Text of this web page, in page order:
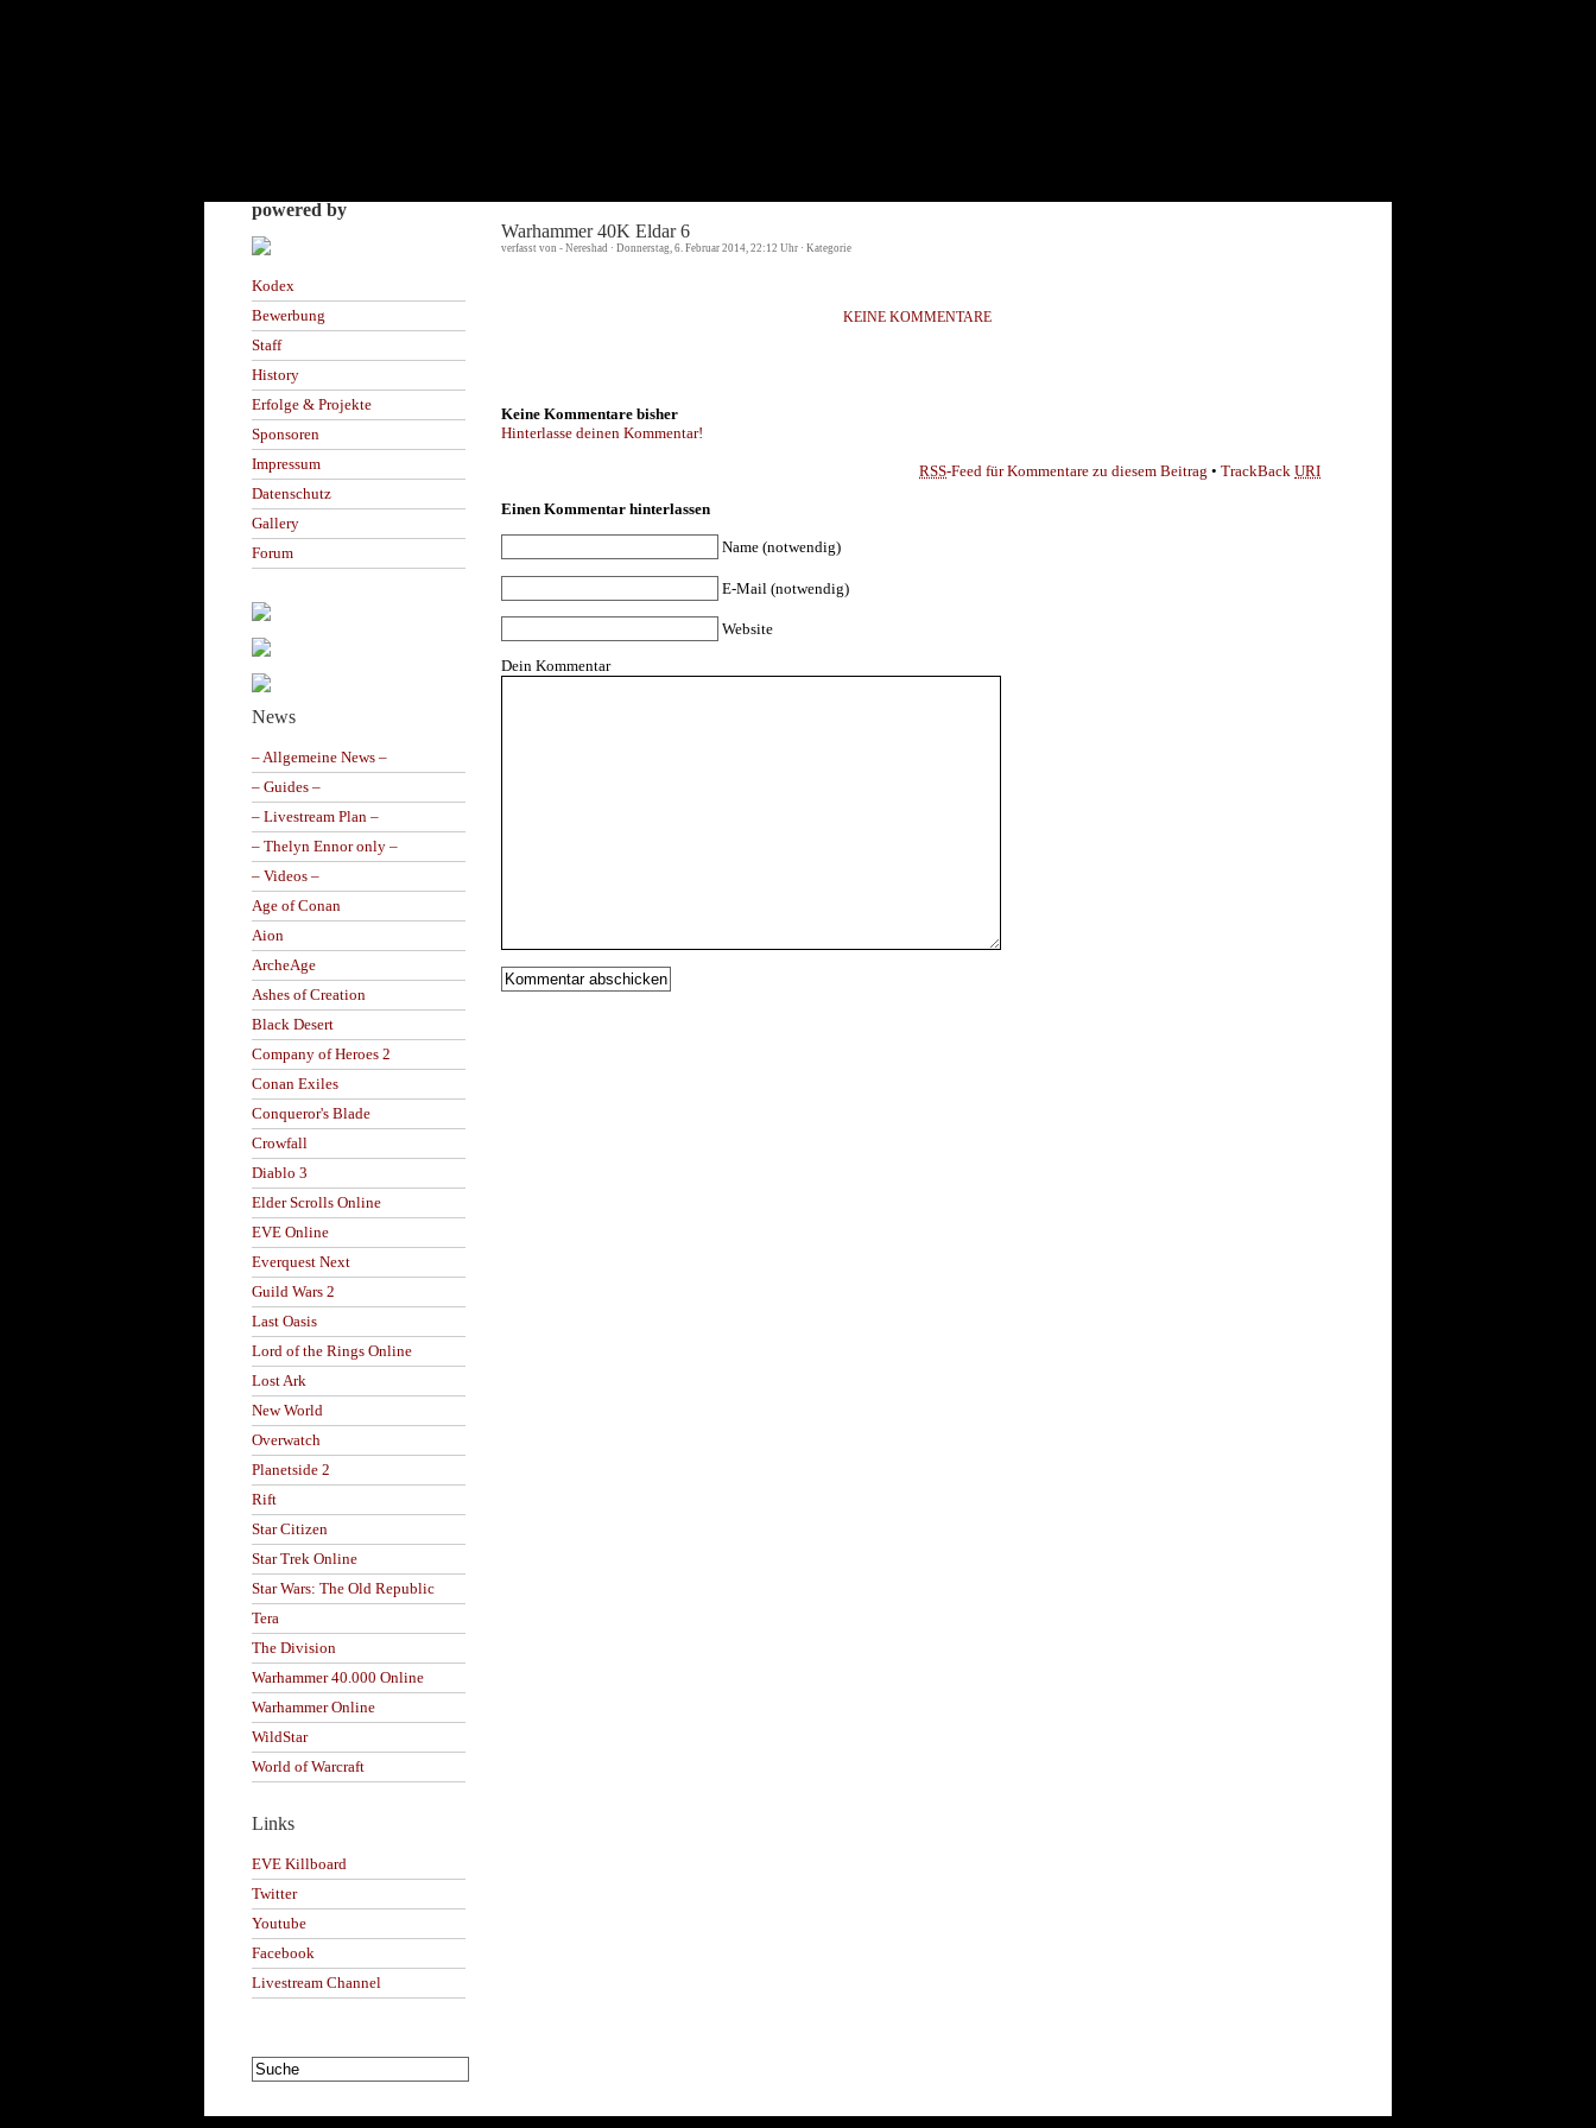
powered by
Kodex
Bewerbung
Staff
History
Erfolge & Projekte
Sponsoren
Impressum
Datenschutz
Gallery
Forum
News
– Allgemeine News –
– Guides –
– Livestream Plan –
– Thelyn Ennor only –
– Videos –
Age of Conan
Aion
ArcheAge
Ashes of Creation
Black Desert
Company of Heroes 2
Conan Exiles
Conqueror's Blade
Crowfall
Diablo 3
Elder Scrolls Online
EVE Online
Everquest Next
Guild Wars 2
Last Oasis
Lord of the Rings Online
Lost Ark
New World
Overwatch
Planetside 2
Rift
Star Citizen
Star Trek Online
Star Wars: The Old Republic
Tera
The Division
Warhammer 40.000 Online
Warhammer Online
WildStar
World of Warcraft
Links
EVE Killboard
Twitter
Youtube
Facebook
Livestream Channel
Warhammer 40K Eldar 6
verfasst von - Nereshad · Donnerstag, 6. Februar 2014, 22:12 Uhr · Kategorie
KEINE KOMMENTARE
Keine Kommentare bisher
Hinterlasse deinen Kommentar!
RSS-Feed für Kommentare zu diesem Beitrag • TrackBack URI
Einen Kommentar hinterlassen
Name (notwendig)
E-Mail (notwendig)
Website
Dein Kommentar